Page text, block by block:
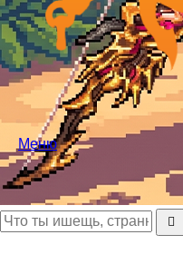
Меню